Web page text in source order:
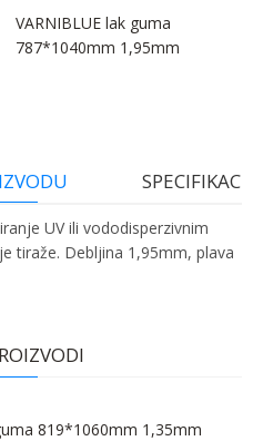
VARNIBLUE lak guma
787*1040mm 1,95mm
UV ili vododisperzivnim
tiraže. Debljina 1,95mm, plava
KRUSE
VARNIBLUE lak guma 819*1060mm 1,35mm